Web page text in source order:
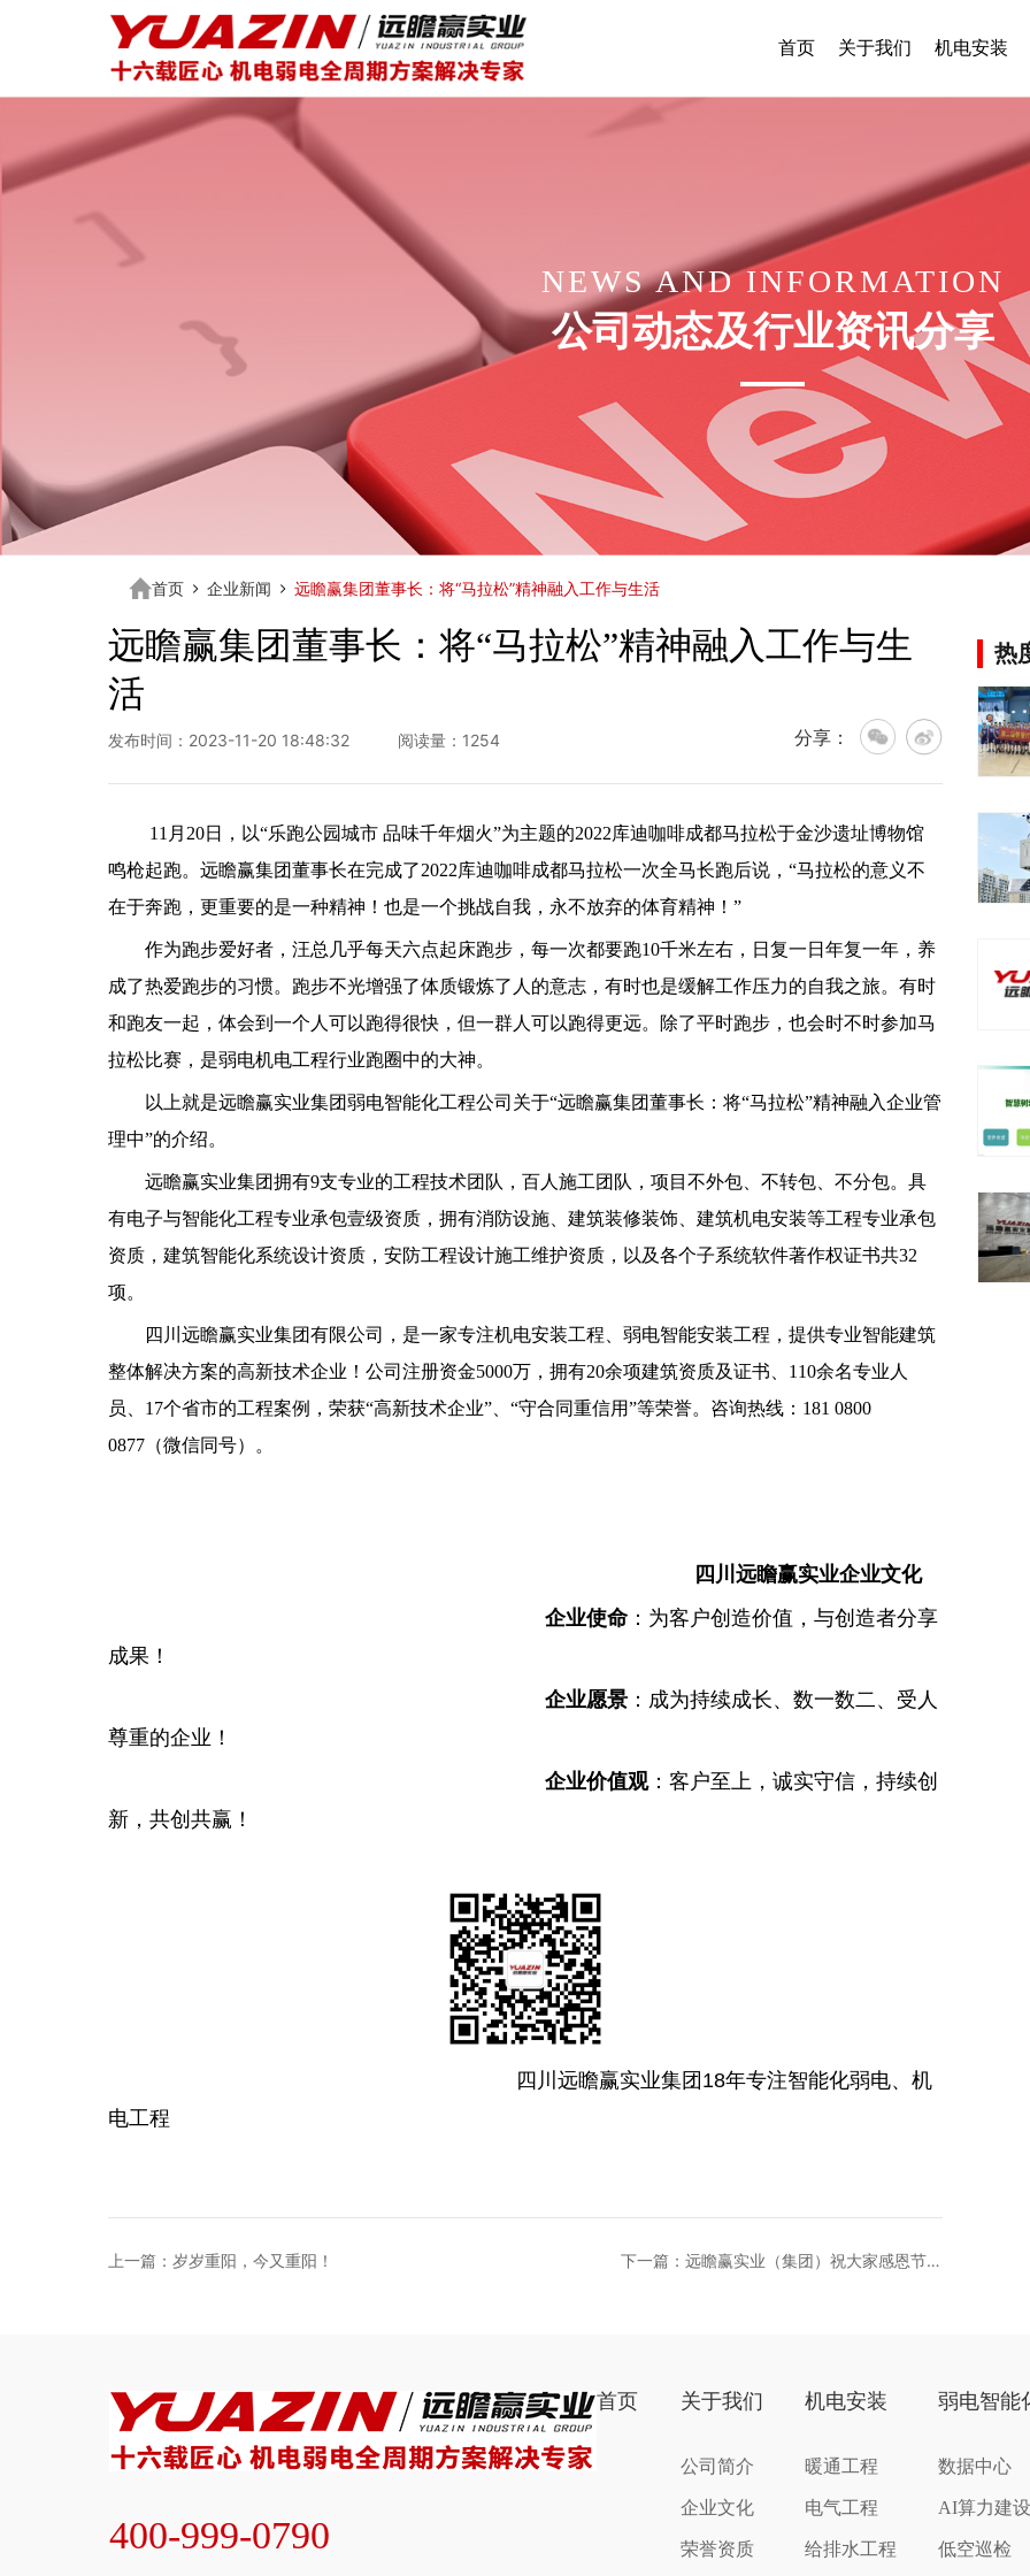
首页 关于我们 机电安装
NEWS AND INFORMATION
公司动态及行业资讯分享
首页 企业新闻 远瞻赢集团董事长：将“马拉松”精神融入工作与生活
远瞻赢集团董事长：将“马拉松”精神融入工作与生
活
发布时间：2023-11-20 18:48:32 阅读量：1254 分享：
11月20日，以“乐跑公园城市 品味千年烟火”为主题的2022库迪咖啡成都马拉松于金沙遗址博物馆
鸣枪起跑。远瞻赢集团董事长在完成了2022库迪咖啡成都马拉松一次全马长跑后说，“马拉松的意义不
在于奔跑，更重要的是一种精神！也是一个挑战自我，永不放弃的体育精神！”
作为跑步爱好者，汪总几乎每天六点起床跑步，每一次都要跑10千米左右，日复一日年复一年，养
成了热爱跑步的习惯。跑步不光增强了体质锻炼了人的意志，有时也是缓解工作压力的自我之旅。有时
和跑友一起，体会到一个人可以跑得很快，但一群人可以跑得更远。除了平时跑步，也会时不时参加马
拉松比赛，是弱电机电工程行业跑圈中的大神。
以上就是远瞻赢实业集团弱电智能化工程公司关于“远瞻赢集团董事长：将“马拉松”精神融入企业管
理中”的介绍。
远瞻赢实业集团拥有9支专业的工程技术团队，百人施工团队，项目不外包、不转包、不分包。具
有电子与智能化工程专业承包壹级资质，拥有消防设施、建筑装修装饰、建筑机电安装等工程专业承包
资质，建筑智能化系统设计资质，安防工程设计施工维护资质，以及各个子系统软件著作权证书共32
项。
四川远瞻赢实业集团有限公司，是一家专注机电安装工程、弱电智能安装工程，提供专业智能建筑
整体解决方案的高新技术企业！公司注册资金5000万，拥有20余项建筑资质及证书、110余名专业人
员、17个省市的工程案例，荣获“高新技术企业”、“守合同重信用”等荣誉。咨询热线：181 0800
0877（微信同号）。
四川远瞻赢实业企业文化
企业使命： 为客户创造价值，与创造者分享
成果！
企业愿景 ： 成为持续成长、数一数二、受人
尊重的企业！
企业价值观：客户至上，诚实守信，持续创
新，共创共赢！
四川远瞻赢实业集团18年专注智能化弱电、机
电工程
上一篇：岁岁重阳，今又重阳！
下一篇：远瞻赢实业（集团）祝大家感恩节快
热
400-999-0790
首页 关于我们
公司简介
企业文化
荣誉资质
机电安装
暖通工程
电气工程
给排水工程
弱电智能
数据中心
AI算力建
低空巡检